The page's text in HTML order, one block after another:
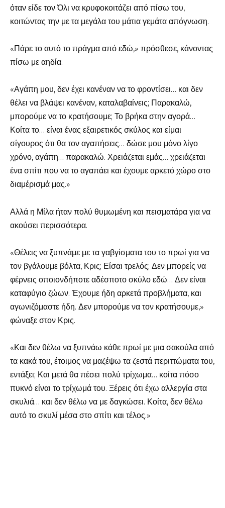
όταν είδε τον Όλι να κρυφοκοιτάζει από πίσω του,
κοιτώντας την με τα μεγάλα του μάτια γεμάτα απόγνωση.
«Πάρε το αυτό το πράγμα από εδώ,» πρόσθεσε, κάνοντας
πίσω με αηδία.
«Αγάπη μου, δεν έχει κανέναν να το φροντίσει… και δεν
θέλει να βλάψει κανέναν, καταλαβαίνεις; Παρακαλώ,
μπορούμε να το κρατήσουμε; Το βρήκα στην αγορά…
Κοίτα το… είναι ένας εξαιρετικός σκύλος και είμαι
σίγουρος ότι θα τον αγαπήσεις… δώσε μου μόνο λίγο
χρόνο, αγάπη… παρακαλώ. Χρειάζεται εμάς… χρειάζεται
ένα σπίτι που να το αγαπάει και έχουμε αρκετό χώρο στο
διαμέρισμά μας.»
Αλλά η Μίλα ήταν πολύ θυμωμένη και πεισματάρα για να
ακούσει περισσότερα.
«Θέλεις να ξυπνάμε με τα γαβγίσματα του το πρωί για να
τον βγάλουμε βόλτα, Κρις; Είσαι τρελός; Δεν μπορείς να
φέρνεις οποιονδήποτε αδέσποτο σκύλο εδώ… Δεν είναι
καταφύγιο ζώων. Έχουμε ήδη αρκετά προβλήματα, και
αγωνιζόμαστε ήδη. Δεν μπορούμε να τον κρατήσουμε,»
φώναξε στον Κρις.
«Και δεν θέλω να ξυπνάω κάθε πρωί με μια σακούλα από
τα κακά του, έτοιμος να μαζέψω τα ζεστά περιττώματα του,
εντάξει; Και μετά θα πέσει πολύ τρίχωμα… κοίτα πόσο
πυκνό είναι το τρίχωμά του. Ξέρεις ότι έχω αλλεργία στα
σκυλιά… και δεν θέλω να με δαγκώσει. Κοίτα, δεν θέλω
αυτό το σκυλί μέσα στο σπίτι και τέλος.»